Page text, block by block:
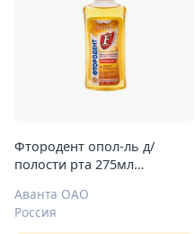
Фтородент опол-ль д/
полости рта 275мл
Аванта ОАО
Россия